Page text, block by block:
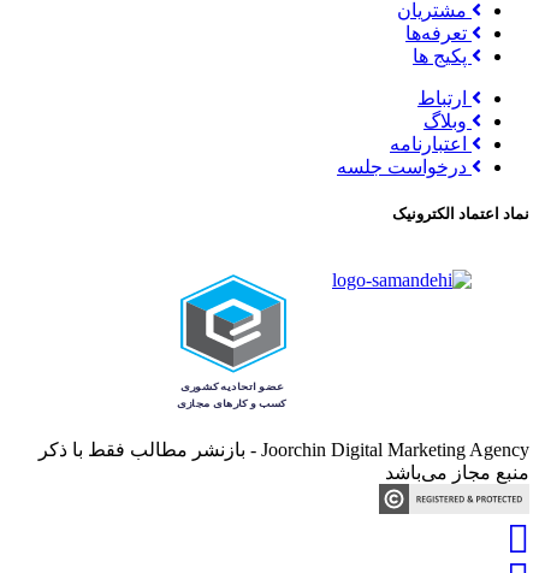
مشتریان
تعرفه‌ها
پکیج ها
ارتباط
وبلاگ
اعتبارنامه
درخواست جلسه
نماد اعتماد الکترونیک
Joorchin Digital Marketing Agency - بازنشر مطالب فقط با ذکر
منبع مجاز می‌باشد